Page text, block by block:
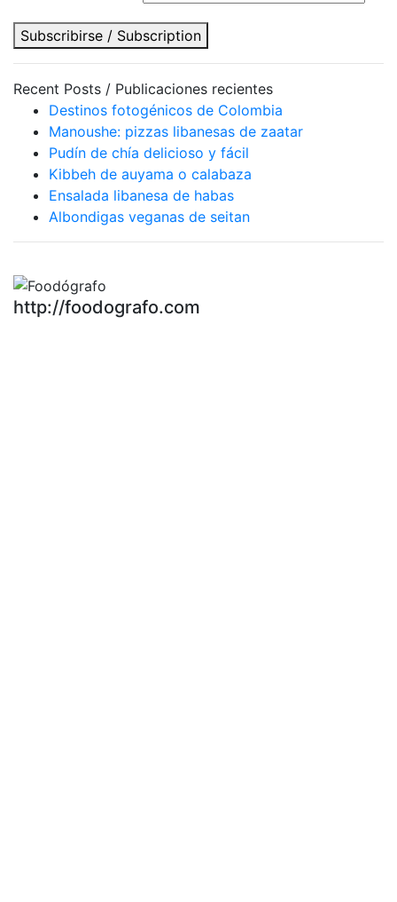
Subscribirse / Subscription
Recent Posts / Publicaciones recientes
Destinos fotogénicos de Colombia
Manoushe: pizzas libanesas de zaatar
Pudín de chía delicioso y fácil
Kibbeh de auyama o calabaza
Ensalada libanesa de habas
Albondigas veganas de seitan
http://foodografo.com